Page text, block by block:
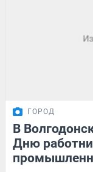
ГОРОД
В
Дню